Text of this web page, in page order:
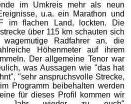
im Umkreis mehr als neun
u.a. ein Marathon und
im flachen Land, lockten. Die
über 115 km schauten sich
Radfahrer an, die
Höhenmeter auf ihrem
Der allgemeine Tenor war
was Aussagen wie "das hat
"sehr anspruchsvolle Strecke,
Programm beibehalten werden
für dieses Profil kommen wir